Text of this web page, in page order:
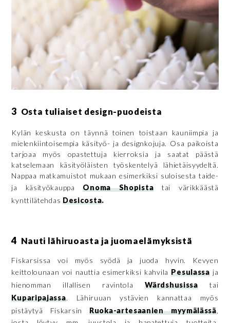
3 Osta tuliaiset design-puodeista
Kylän keskusta on täynnä toinen toistaan kauniimpia ja
mielenkiintoisempia käsityö- ja designkojuja. Osa paikoista
tarjoaa myös opastettuja kierroksia ja saatat päästä
katselemaan käsityöläisten työskentelyä lähietäisyydeltä.
Nappaa matkamuistot mukaan esimerkiksi suloisesta taide-
ja käsityökauppaOnoma Shopista
tai värikkäästä
kynttilätehdas Desicosta.
4 Nauti lähiruoasta ja juomaelämyksistä
Fiskarsissa voi myös syödä ja juoda hyvin. Kevyen
keittolounaan voi nauttia esimerkiksi kahvilaPesulassaja
hienomman illallisen ravintolaWärdshusissatai
Kuparipajassa. Lähiruuan ystävien kannattaa myös
pistäytyä Fiskarsin Ruoka-artesaanien myymälässä,